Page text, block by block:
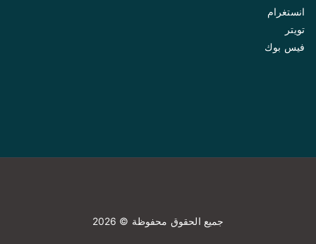
انستغرام
تويتر
فيس بوك
جميع الحقوق محفوظة © 2026